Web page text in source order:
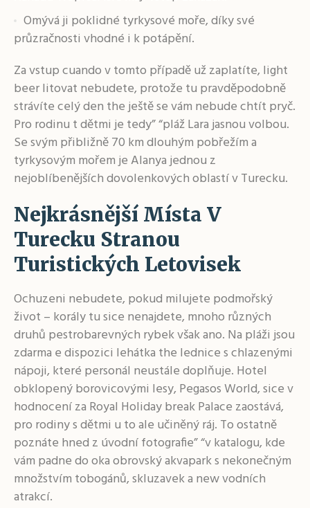
Omývá ji poklidné tyrkysové moře, díky své
průzračnosti vhodné i k potápění.
Za vstup cuando v tomto případě už zaplatíte, light
beer litovat nebudete, protože tu pravděpodobně
strávíte celý den the ještě se vám nebude chtít pryč.
Pro rodinu t dětmi je tedy” “pláž Lara jasnou volbou.
Se svým přibližně 70 km dlouhým pobřežím a
tyrkysovým mořem je Alanya jednou z
nejoblíbenějších dovolenkových oblastí v Turecku.
Nejkrásnější Místa V
Turecku Stranou
Turistických Letovisek
Ochuzeni nebudete, pokud milujete podmořský
život – korály tu sice nenajdete, mnoho různých
druhů pestrobarevných rybek však ano. Na pláži jsou
zdarma e dispozici lehátka the lednice s chlazenými
nápoji, které personál neustále doplňuje. Hotel
obklopený borovicovými lesy, Pegasos World, sice v
hodnocení za Royal Holiday break Palace zaostává,
pro rodiny s dětmi u to ale učiněný ráj. To ostatně
poznáte hned z úvodní fotografie” “v katalogu, kde
vám padne do oka obrovský akvapark s nekonečným
množstvím tobogánů, skluzavek a new vodních
atrakcí.